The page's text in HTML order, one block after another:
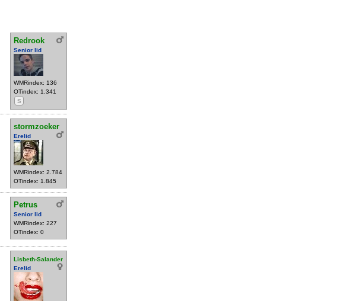
Redrook
Senior lid
WMRindex: 136
OTindex: 1.341
S
stormzoeker
Erelid
WMRindex: 2.784
OTindex: 1.845
Petrus
Senior lid
WMRindex: 227
OTindex: 0
Lisbeth-Salander
Erelid